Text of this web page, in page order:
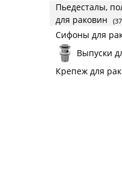
Пьедесталы,
для раковин
Сифоны для
Выпуски
Крепеж для